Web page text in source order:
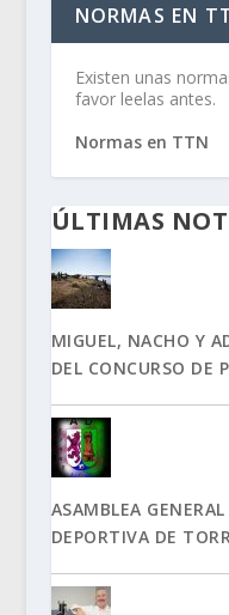
NORMAS EN
Existen unas
favor leelas antes.
Normas en TTN
ÚLTIMAS
MIGUEL, NACHO Y
DEL CONCURSO DE
ASAMBLEA
DEPORTIVA DE